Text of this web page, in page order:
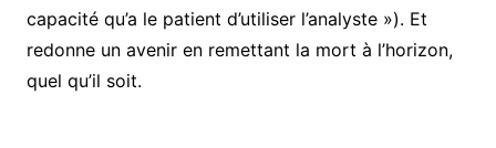
capacité qu’a le patient d’utiliser l’analyste »). Et
redonne un avenir en remettant la mort à l’horizon,
quel qu’il soit.